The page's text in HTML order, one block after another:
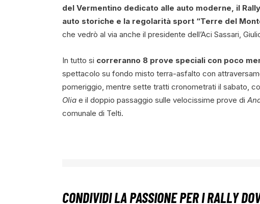
del Vermentino dedicato alle auto moderne, il
auto storiche e la regolarità sport “Terre del
che vedrò al via anche il presidente dell’Aci Sassari,
In tutto si correranno 8 prove speciali con poco
spettacolo su fondo misto terra-asfalto con
pomeriggio, mentre sette tratti cronometrati il sabato,
Olia e il doppio passaggio sulle velocissime prove di
comunale di Telti.